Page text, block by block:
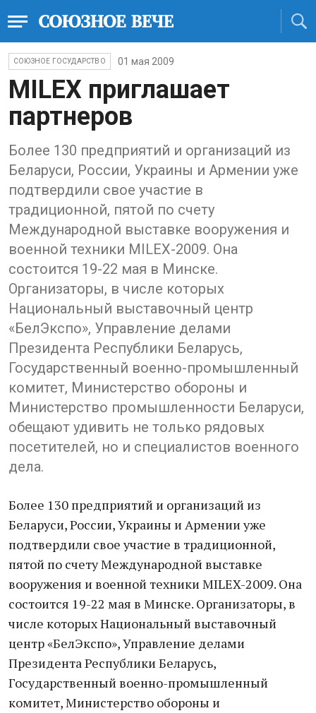
СОЮЗНОЕ ГОСУДАРСТВО 01 мая 2009
MILEX приглашает
партнеров
Более 130 предприятий и организаций из
Беларуси, России, Украины и Армении уже
подтвердили свое участие в
традиционной, пятой по счету
Международной выставке вооружения и
военной техники MILEX-2009. Она
состоится 19-22 мая в Минске.
Организаторы, в числе которых
Национальный выставочный центр
«БелЭкспо», Управление делами
Президента Республики Беларусь,
Государственный военно-промышленный
комитет, Министерство обороны и
Министерство промышленности Беларуси,
обещают удивить не только рядовых
посетителей, но и специалистов военного
дела.
Более 130 предприятий и организаций из
Беларуси, России, Украины и Армении уже
подтвердили свое участие в традиционной,
пятой по счету Международной выставке
вооружения и военной техники MILEX-2009. Она
состоится 19-22 мая в Минске. Организаторы, в
числе которых Национальный выставочный
центр «БелЭкспо», Управление делами
Президента Республики Беларусь,
Государственный военно-промышленный
комитет, Министерство обороны и